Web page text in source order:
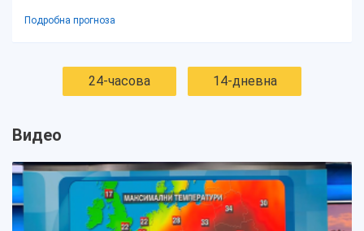
Подробна прогноза
24-часова 14-дневна
Видео